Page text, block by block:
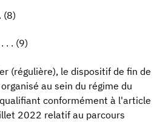
(8)
. . (9)
(régulière), le dispositif de fin de
au sein du régime du
conformément à l'article
2022 relatif au parcours